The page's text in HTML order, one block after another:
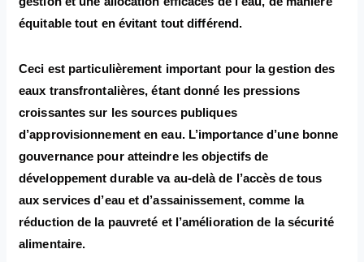
équitable tout en évitant tout différend.
Ceci est particulièrement important pour la gestion des
eaux transfrontalières, étant donné les pressions
croissantes sur les sources publiques
d’approvisionnement en eau. L’importance d’une bonne
gouvernance pour atteindre les objectifs de
développement durable va au-delà de l’accès de tous
aux services d’eau et d’assainissement, comme la
réduction de la pauvreté et l’amélioration de la sécurité
alimentaire.